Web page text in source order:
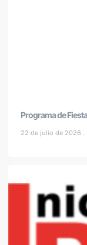
Programa de
22 de julio de 2026